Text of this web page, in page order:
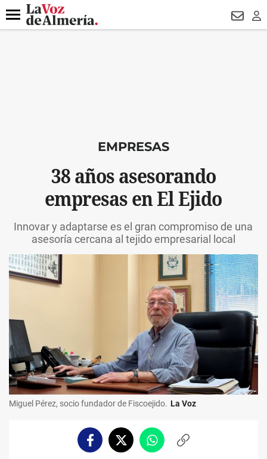
DESTACADO
Menú
EMPRESAS
38 años asesorando
empresas en El Ejido
Innovar y adaptarse es el gran compromiso de una
asesoría cercana al tejido empresarial local
Miguel Pérez, socio fundador de Fiscoejido. La Voz
FacebookTwitterWhatsappCopiar